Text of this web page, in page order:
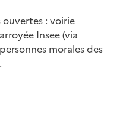
ouvertes : voirie
Insee (via
morales des